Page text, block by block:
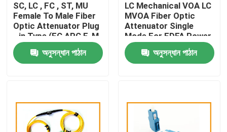
বাড়ি
আমাদের সম্পর্কে
SC, LC , FC , ST, MU
Female To Male Fiber
Optic Attenuator Plug
- in Type (FC APC F-M
)
অনুসন্ধান পাঠান
LC Mechanical VOA LC
MVOA Fiber Optic
Attenuator Single
Mode For EDFA Power
Amplifier
অনুসন্ধান পাঠান